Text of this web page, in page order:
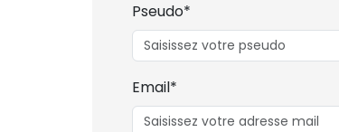
Pseudo*
Email*